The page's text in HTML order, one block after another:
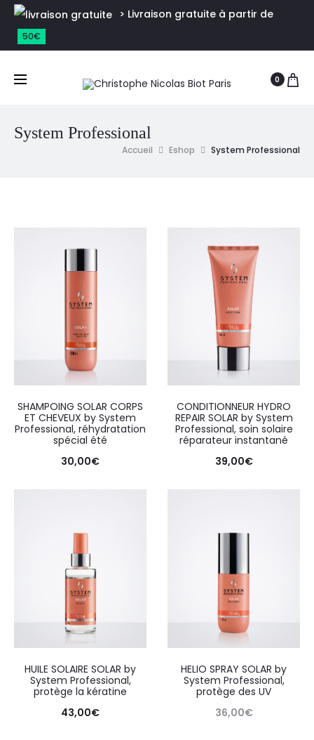
> Livraison gratuite à partir de
50€
0
System Professional
Accueil Eshop System Professional
SHAMPOING SOLAR CORPS
ET CHEVEUX by System
Professional, réhydratation
spécial été
30,00€
CONDITIONNEUR HYDRO
REPAIR SOLAR by System
Professional, soin solaire
réparateur instantané
39,00€
HUILE SOLAIRE SOLAR by
System Professional,
protège la kératine
43,00€
HELIO SPRAY SOLAR by
System Professional,
protège des UV
36,00€